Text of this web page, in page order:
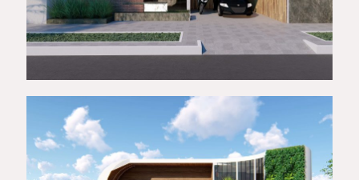
Eco – Commerce